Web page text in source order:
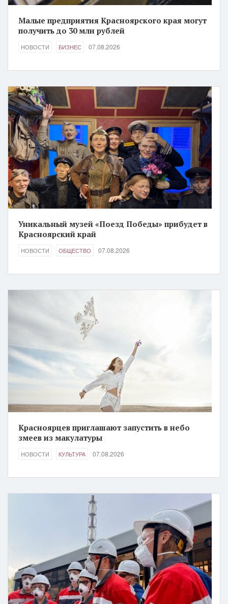
Малые предприятия Красноярского края могут
получить до 30 млн рублей
НОВОСТИ БИЗНЕС 07.08.2026
Уникальный музей «Поезд Победы» прибудет в
Красноярский край
НОВОСТИ ОБЩЕСТВО 07.08.2026
Красноярцев приглашают запустить в небо
змеев из макулатуры
НОВОСТИ КУЛЬТУРА 07.08.2026